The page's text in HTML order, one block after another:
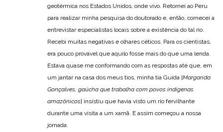
geotérmica nos Estados Unidos, onde vivo. Retornei ao Peru
para realizar minha pesquisa do doutorado e, então, comecei a
entrevistar especialistas locais sobre a existência do tal rio.
Recebi muitas negativas e olhares céticos. Para os cientistas,
era pouco provável que aquilo fosse mais do que uma lenda.
Estava quase me conformando com as respostas até que, em
um jantar na casa dos meus tios, minha tia Guida [Margarida
Gonçalves, gaúcha que trabalha com povos indígenas
amazônicos] insistiu que havia visto um rio fervilhante
durante uma visita a um xamã. E assim começou a nossa
jornada.